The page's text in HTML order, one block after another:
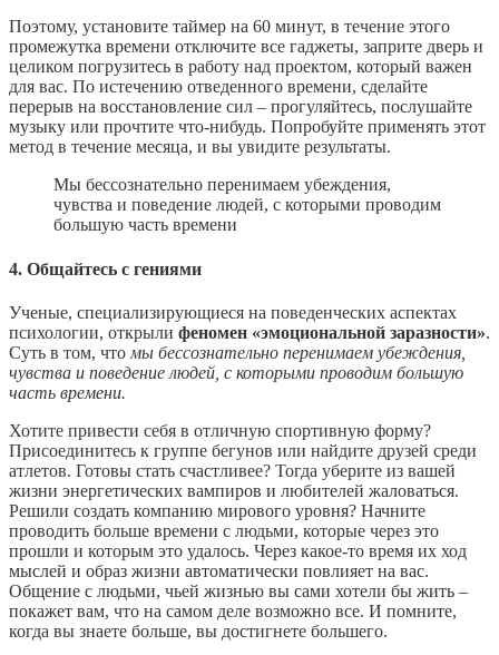
Поэтому, установите таймер на 60 минут, в течение этого
промежутка времени отключите все гаджеты, заприте дверь и
целиком погрузитесь в работу над проектом, который важен
для вас. По истечению отведенного времени, сделайте
перерыв на восстановление сил – прогуляйтесь, послушайте
музыку или прочтите что-нибудь. Попробуйте применять этот
метод в течение месяца, и вы увидите результаты.
Мы бессознательно перенимаем убеждения,
чувства и поведение людей, с которыми проводим
большую часть времени
4. Общайтесь с гениями
Ученые, специализирующиеся на поведенческих аспектах
психологии, открыли феномен «эмоциональной заразности».
Суть в том, что мы бессознательно перенимаем убеждения,
чувства и поведение людей, с которыми проводим большую
часть времени.
Хотите привести себя в отличную спортивную форму?
Присоединитесь к группе бегунов или найдите друзей среди
атлетов. Готовы стать счастливее? Тогда уберите из вашей
жизни энергетических вампиров и любителей жаловаться.
Решили создать компанию мирового уровня? Начните
проводить больше времени с людьми, которые через это
прошли и которым это удалось. Через какое-то время их ход
мыслей и образ жизни автоматически повлияет на вас.
Общение с людьми, чьей жизнью вы сами хотели бы жить –
покажет вам, что на самом деле возможно все. И помните,
когда вы знаете больше, вы достигнете большего.